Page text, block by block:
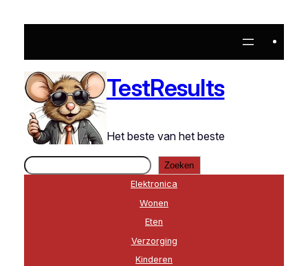
naar
inhoud
TestResults
Het beste van het beste
Zoeken
Zoeken
Elektronica
Wonen
Eten
Verzorging
Kinderen